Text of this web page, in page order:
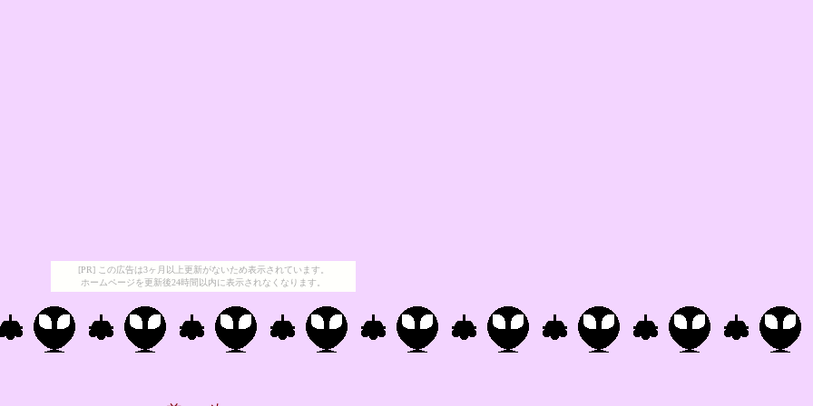
[PR] この広告は3ヶ月以上更新がないため表示されています。
ホームページを更新後24時間以内に表示されなくなります。